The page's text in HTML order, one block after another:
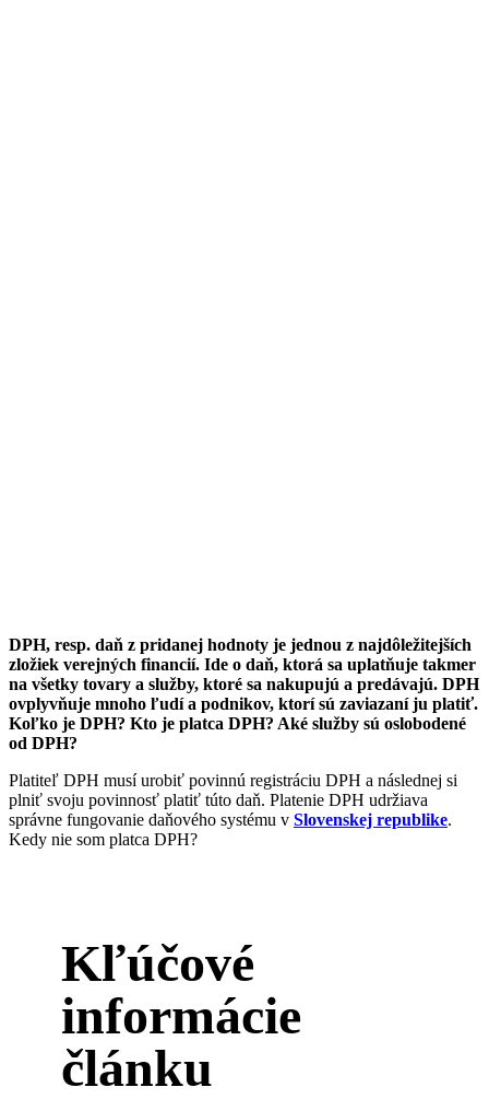
DPH, resp. daň z pridanej hodnoty je jednou z najdôležitejších
zložiek verejných financií. Ide o daň, ktorá sa uplatňuje takmer
na všetky tovary a služby, ktoré sa nakupujú a predávajú. DPH
ovplyvňuje mnoho ľudí a podnikov, ktorí sú zaviazaní ju platiť.
Koľko je DPH? Kto je platca DPH? Aké služby sú oslobodené
od DPH?
Platiteľ DPH musí urobiť povinnú registráciu DPH a následnej si
plniť svoju povinnosť platiť túto daň. Platenie DPH udržiava
správne fungovanie daňového systému v Slovenskej republike.
Kedy nie som platca DPH?
Kľúčové
informácie
článku